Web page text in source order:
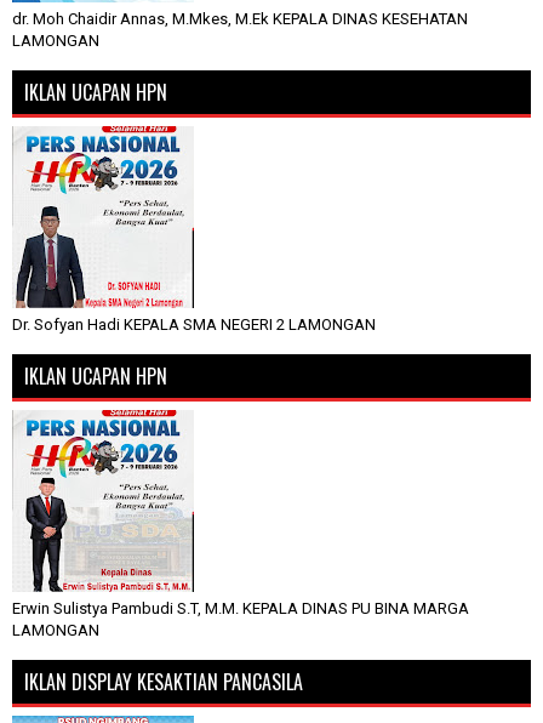
dr. Moh Chaidir Annas, M.Mkes, M.Ek KEPALA DINAS KESEHATAN
LAMONGAN
IKLAN UCAPAN HPN
Dr. Sofyan Hadi KEPALA SMA NEGERI 2 LAMONGAN
IKLAN UCAPAN HPN
Erwin Sulistya Pambudi S.T, M.M. KEPALA DINAS PU BINA MARGA
LAMONGAN
IKLAN DISPLAY KESAKTIAN PANCASILA